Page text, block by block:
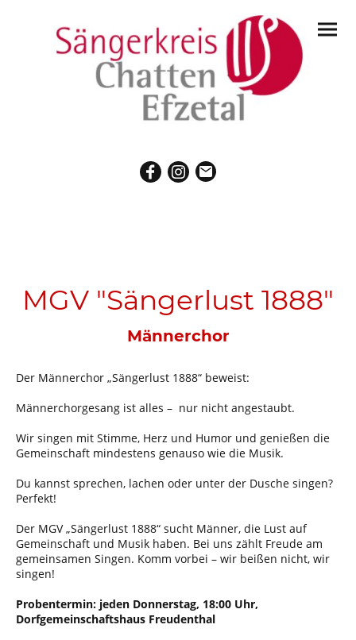
MGV "Sängerlust 1888"
Männerchor
Der Männerchor „Sängerlust 1888“ beweist:
Männerchorgesang ist alles – nur nicht angestaubt.
Wir singen mit Stimme, Herz und Humor und genießen die
Gemeinschaft mindestens genauso wie die Musik.
Du kannst sprechen, lachen oder unter der Dusche singen?
Perfekt!
Der MGV „Sängerlust 1888“ sucht Männer, die Lust auf
Gemeinschaft und Musik haben. Bei uns zählt Freude am
gemeinsamen Singen. Komm vorbei – wir beißen nicht, wir
singen!
Probentermin: jeden Donnerstag, 18:00 Uhr,
Dorfgemeinschaftshaus Freudenthal